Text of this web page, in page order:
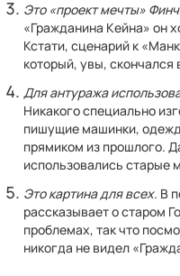
Это «проект мечты»
«Гражданина Кейна» он
Кстати, сценарий к
который, увы, скончался
Для антуража
Никакого специально
пишущие машинки,
прямиком из прошлого.
использовались старые
Это картина для всех. В
рассказывает о старом
проблемах, так что
никогда не видел